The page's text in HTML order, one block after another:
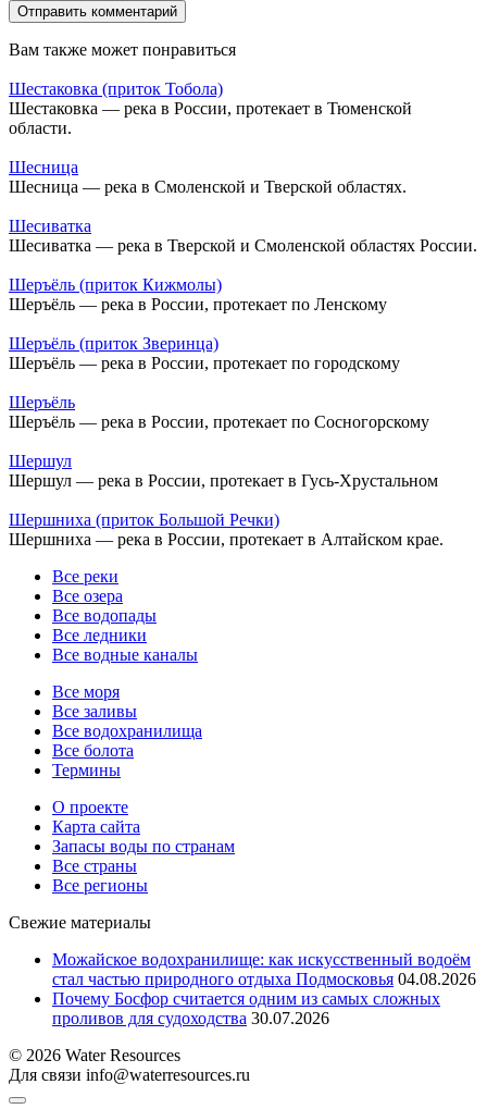
Вам также может понравиться
Шестаковка (приток Тобола)
Шестаковка — река в России, протекает в Тюменской
области.
Шесница
Шесница — река в Смоленской и Тверской областях.
Шесиватка
Шесиватка — река в Тверской и Смоленской областях России.
Шеръёль (приток Кижмолы)
Шеръёль — река в России, протекает по Ленскому
Шеръёль (приток Зверинца)
Шеръёль — река в России, протекает по городскому
Шеръёль
Шеръёль — река в России, протекает по Сосногорскому
Шершул
Шершул — река в России, протекает в Гусь-Хрустальном
Шершниха (приток Большой Речки)
Шершниха — река в России, протекает в Алтайском крае.
Все реки
Все озера
Все водопады
Все ледники
Все водные каналы
Все моря
Все заливы
Все водохранилища
Все болота
Термины
О проекте
Карта сайта
Запасы воды по странам
Все страны
Все регионы
Свежие материалы
Можайское водохранилище: как искусственный водоём
стал частью природного отдыха Подмосковья 04.08.2026
Почему Босфор считается одним из самых сложных
проливов для судоходства 30.07.2026
© 2026 Water Resources
Для связи info@waterresources.ru